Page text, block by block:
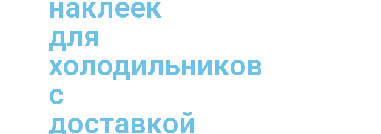
наклеек
для
холодильников
с
доставкой